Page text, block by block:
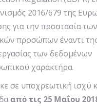
2016/679 της
για την προστασία των
προσώπων έναντι
των δεδομένων
χαρακτήρα.
σε υποχρεωτική ισχύ
από τις 25 Μαΐου